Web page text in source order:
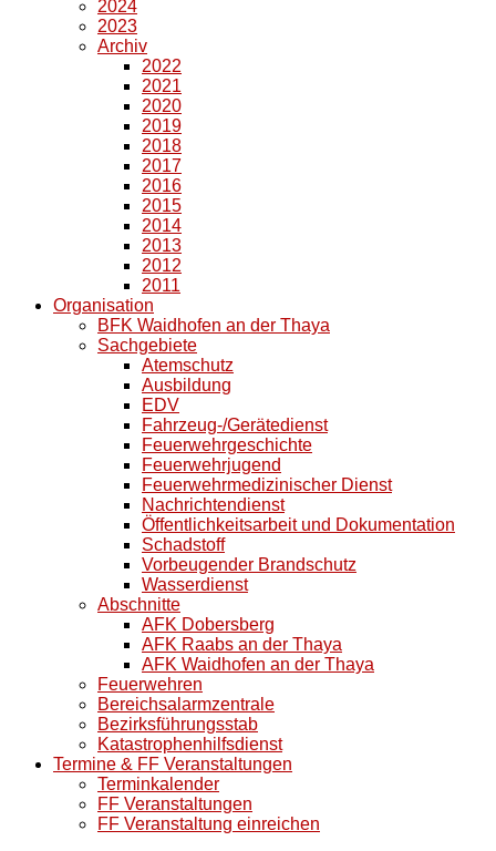
2024
2023
Archiv
2022
2021
2020
2019
2018
2017
2016
2015
2014
2013
2012
2011
Organisation
BFK Waidhofen an der Thaya
Sachgebiete
Atemschutz
Ausbildung
EDV
Fahrzeug-/Gerätedienst
Feuerwehrgeschichte
Feuerwehrjugend
Feuerwehrmedizinischer Dienst
Nachrichtendienst
Öffentlichkeitsarbeit und Dokumentation
Schadstoff
Vorbeugender Brandschutz
Wasserdienst
Abschnitte
AFK Dobersberg
AFK Raabs an der Thaya
AFK Waidhofen an der Thaya
Feuerwehren
Bereichsalarmzentrale
Bezirksführungsstab
Katastrophenhilfsdienst
Termine & FF Veranstaltungen
Terminkalender
FF Veranstaltungen
FF Veranstaltung einreichen